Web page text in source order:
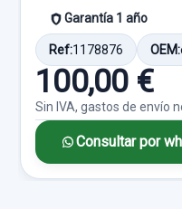
ELEVALUNAS
Sin IVA, gastos de
Consultar
Garantía 1 año
Ref:1178876 OEM:
100,00 €
Sin IVA, gastos de envío
Consultar por